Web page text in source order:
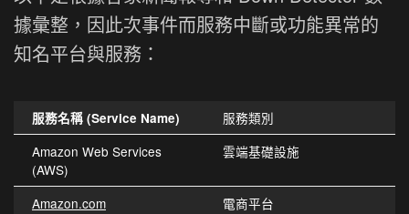
據彙整，因此次事件而服務中斷或功能異常的
知名平台與服務：
服務名稱 (Service Name)
服務類別
Amazon Web Services
(AWS)
雲端基礎設施
Amazon.com
電商平台